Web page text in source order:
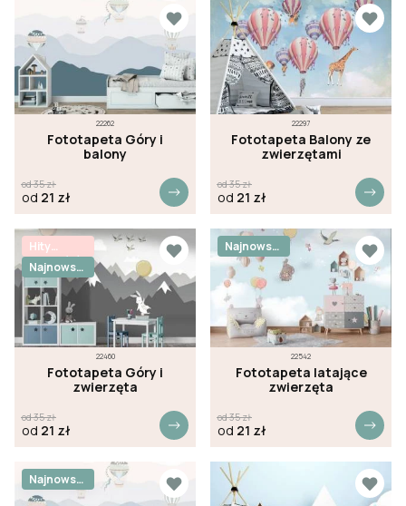
22262
Fototapeta Góry i
balony
od35zł
od 21 zł
22297
Fototapeta Balony ze
zwierzętami
od35zł
od 21 zł
22460
Fototapeta Góry i
zwierzęta
Hity
sprzedaży
Najnowsz
e
od35zł
od 21 zł
22542
Fototapeta latające
zwierzęta
Najnowsz
e
od35zł
od 21 zł
Najnowsz
e